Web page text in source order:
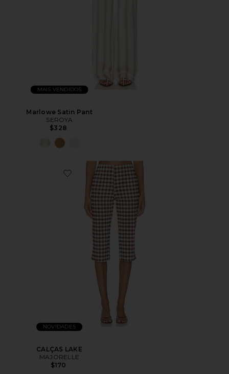
MAIS VENDIDOS
Marlowe Satin Pant
SEROYA
$328
NOVIDADES
CALÇAS LAKE
MAJORELLE
$170